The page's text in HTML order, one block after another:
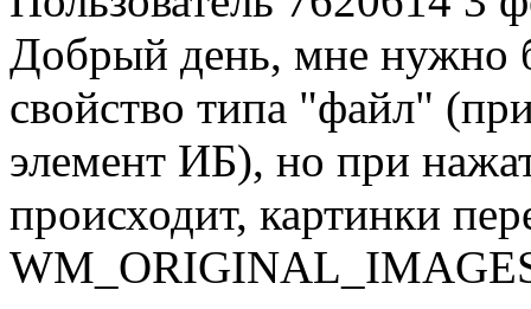
Добрый день, мне нужно
свойство типа "файл"
элемент ИБ), но при
происходит, картинки